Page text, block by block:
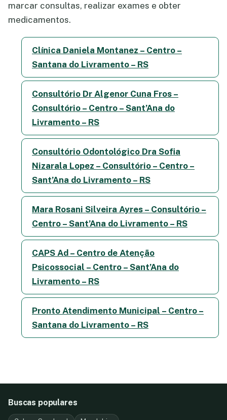
marcar consultas, realizar exames e obter
medicamentos.
Clínica Daniela Montanez – Centro –
Santana do Livramento – RS
Consultório Dr Algenor Cuna Fros –
Consultório – Centro – Sant’Ana do
Livramento – RS
Consultório Odontológico Dra Sofia
Nizarala Lopez – Consultório – Centro –
Sant’Ana do Livramento – RS
Mara Rosani Silveira Ayres – Consultório –
Centro – Sant’Ana do Livramento – RS
CAPS Ad – Centro de Atenção
Psicossocial – Centro – Sant’Ana do
Livramento – RS
Pronto Atendimento Municipal – Centro –
Santana do Livramento – RS
Buscas populares